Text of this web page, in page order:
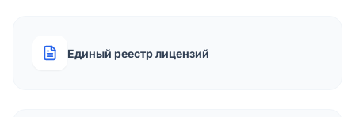
Единый реестр лицензий